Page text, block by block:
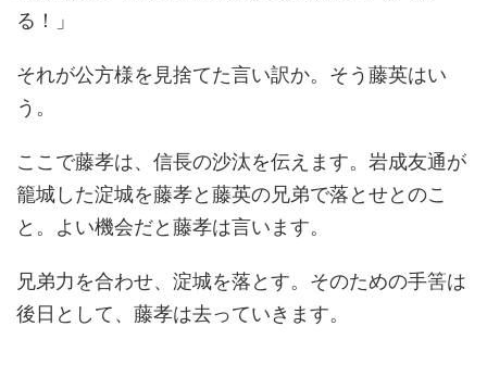
る！」
それが公方様を見捨てた言い訳か。そう藤英はい
う。
ここで藤孝は、信長の沙汰を伝えます。岩成友通が
籠城した淀城を藤孝と藤英の兄弟で落とせとのこ
と。よい機会だと藤孝は言います。
兄弟力を合わせ、淀城を落とす。そのための手筈は
後日として、藤孝は去っていきます。